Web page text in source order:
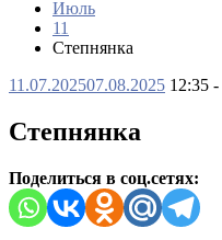
Июль
11
Степнянка
11.07.202507.08.2025 12:35 -
Степнянка
Поделиться в соц.сетях: